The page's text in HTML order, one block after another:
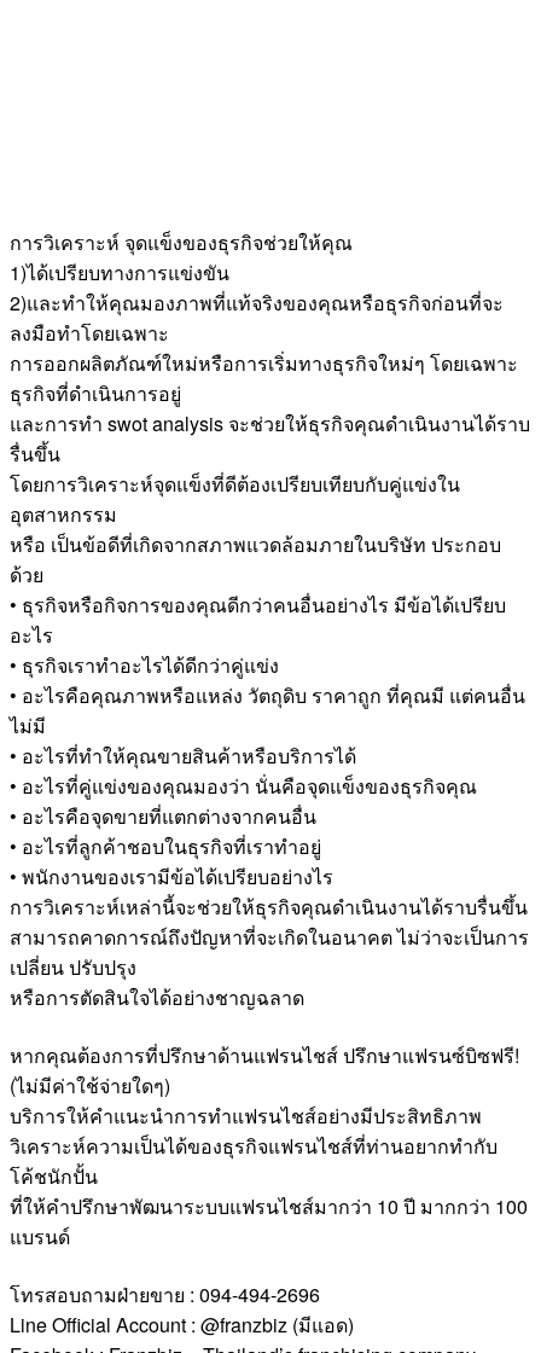
การวิเคราะห์ จุดแข็งของธุรกิจช่วยให้คุณ
1)ได้เปรียบทางการแข่งขัน
2)และทำให้คุณมองภาพที่แท้จริงของคุณหรือธุรกิจก่อนที่จะ
ลงมือทำโดยเฉพาะ
การออกผลิตภัณฑ์ใหม่หรือการเริ่มทางธุรกิจใหม่ๆ โดยเฉพาะ
ธุรกิจที่ดำเนินการอยู่
และการทำ swot analysis จะช่วยให้ธุรกิจคุณดำเนินงานได้ราบ
รื่นขึ้น
โดยการวิเคราะห์จุดแข็งที่ดีต้องเปรียบเทียบกับคู่แข่งใน
อุตสาหกรรม
หรือ เป็นข้อดีที่เกิดจากสภาพแวดล้อมภายในบริษัท ประกอบ
ด้วย
• ธุรกิจหรือกิจการของคุณดีกว่าคนอื่นอย่างไร มีข้อได้เปรียบ
อะไร
• ธุรกิจเราทำอะไรได้ดีกว่าคู่แข่ง
• อะไรคือคุณภาพหรือแหล่ง วัตถุดิบ ราคาถูก ที่คุณมี แต่คนอื่น
ไม่มี
• อะไรที่ทำให้คุณขายสินค้าหรือบริการได้
• อะไรที่คู่แข่งของคุณมองว่า นั่นคือจุดแข็งของธุรกิจคุณ
• อะไรคือจุดขายที่แตกต่างจากคนอื่น
• อะไรที่ลูกค้าชอบในธุรกิจที่เราทำอยู่
• พนักงานของเรามีข้อได้เปรียบอย่างไร
การวิเคราะห์เหล่านี้จะช่วยให้ธุรกิจคุณดำเนินงานได้ราบรื่นขึ้น
สามารถคาดการณ์ถึงปัญหาที่จะเกิดในอนาคต ไม่ว่าจะเป็นการ
เปลี่ยน ปรับปรุง
หรือการตัดสินใจได้อย่างชาญฉลาด
หากคุณต้องการที่ปรึกษาด้านแฟรนไชส์ ปรึกษาแฟรนซ์บิซฟรี!
(ไม่มีค่าใช้จ่ายใดๆ)
บริการให้คำแนะนำการทำแฟรนไชส์อย่างมีประสิทธิภาพ
วิเคราะห์ความเป็นได้ของธุรกิจแฟรนไชส์ที่ท่านอยากทำกับ
โค้ชนักปั้น
ที่ให้คำปรึกษาพัฒนาระบบแฟรนไชส์มากว่า 10 ปี มากกว่า 100
แบรนด์
โทรสอบถามฝ่ายขาย : 094-494-2696
Line Official Account : @franzbiz (มีแอด)